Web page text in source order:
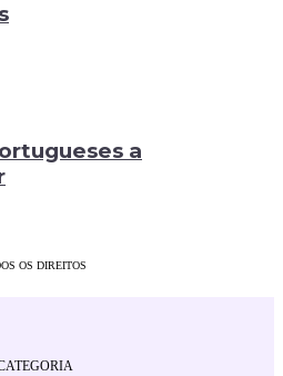
a
OS DIREITOS